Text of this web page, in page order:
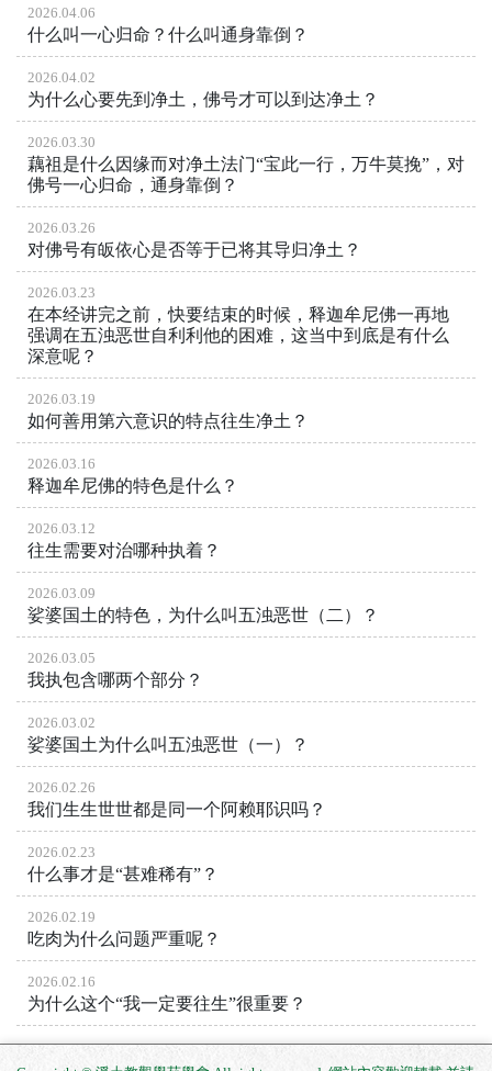
2026.04.06
什么叫一心归命？什么叫通身靠倒？
2026.04.02
为什么心要先到净土，佛号才可以到达净土？
2026.03.30
藕祖是什么因缘而对净土法门“宝此一行，万牛莫挽”，对
佛号一心归命，通身靠倒？
2026.03.26
对佛号有皈依心是否等于已将其导归净土？
2026.03.23
在本经讲完之前，快要结束的时候，释迦牟尼佛一再地
强调在五浊恶世自利利他的困难，这当中到底是有什么
深意呢？
2026.03.19
如何善用第六意识的特点往生净土？
2026.03.16
释迦牟尼佛的特色是什么？
2026.03.12
往生需要对治哪种执着？
2026.03.09
娑婆国土的特色，为什么叫五浊恶世（二）？
2026.03.05
我执包含哪两个部分？
2026.03.02
娑婆国土为什么叫五浊恶世（一）？
2026.02.26
我们生生世世都是同一个阿赖耶识吗？
2026.02.23
什么事才是“甚难稀有”？
2026.02.19
吃肉为什么问题严重呢？
2026.02.16
为什么这个“我一定要往生”很重要？